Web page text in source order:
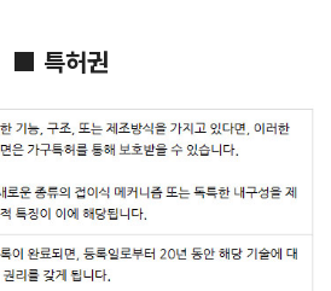
■ 특허권